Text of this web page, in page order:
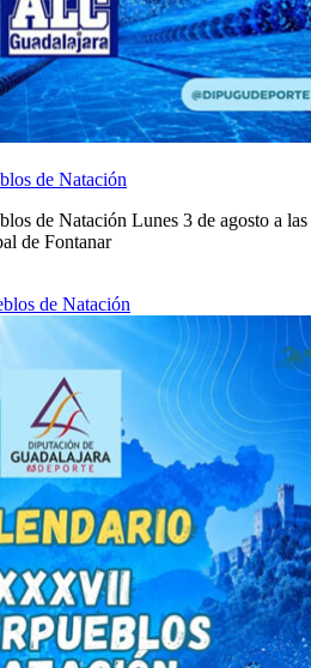
de Natación
de Natación Lunes 3 de agosto a las
de Fontanar
de Natación